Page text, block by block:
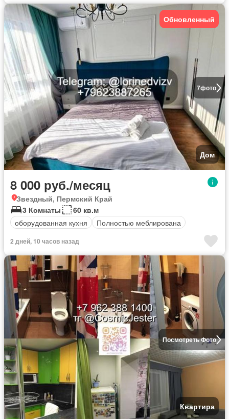
7фото
Обновленный
Дом
8 000 руб./месяц
Звездный, Пермский Край
3 Комнаты
60 кв.м
оборудованная кухня
Полностью меблирована
2 дней, 10 часов назад
Посмотреть Фото
Квартира